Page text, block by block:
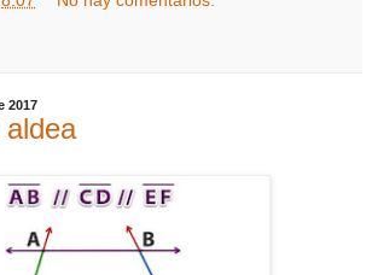
2017